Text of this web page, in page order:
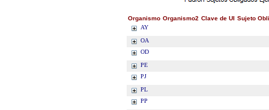
Organismo Organismo2 Clave de UI Sujeto
AY
OA
OD
PE
PJ
PL
PP